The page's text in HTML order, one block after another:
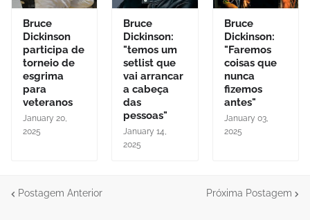
Bruce
Dickinson
participa de
torneio de
esgrima
para
veteranos
January 20,
2025
Bruce
Dickinson:
"temos um
setlist que
vai arrancar
a cabeça
das
pessoas"
January 14,
2025
Bruce
Dickinson:
"Faremos
coisas que
nunca
fizemos
antes"
January 03,
2025
Postagem Anterior Próxima Postagem